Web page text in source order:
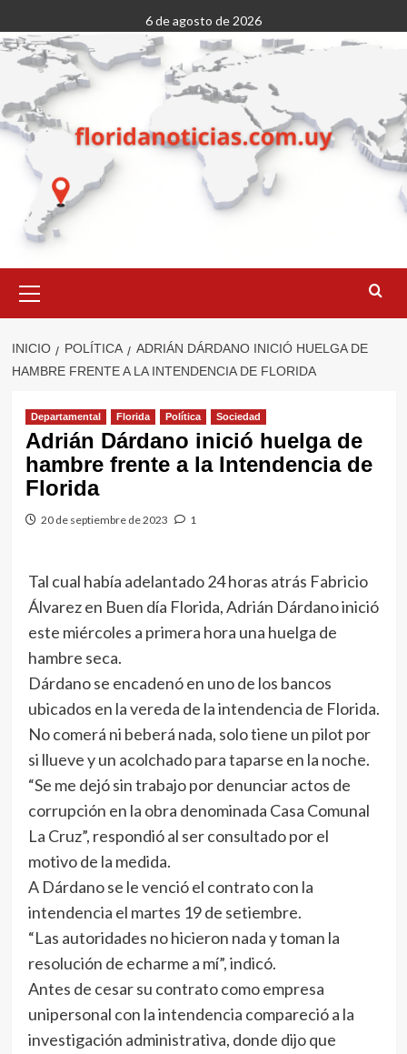
al
contenido
6 de agosto de 2026
primario
INICIO POLÍTICA
ADRIÁN DÁRDANO INICIÓ HUELGA DE
HAMBRE FRENTE A LA INTENDENCIA DE FLORIDA
Departamental Florida Política Sociedad
Adrián Dárdano inició huelga de
hambre frente a la Intendencia de
Florida
20 de septiembre de 2023 1
Tal cual había adelantado 24 horas atrás Fabricio
Álvarez en Buen día Florida, Adrián Dárdano inició
este miércoles a primera hora una huelga de
hambre seca.
Dárdano se encadenó en uno de los bancos
ubicados en la vereda de la intendencia de Florida.
No comerá ni beberá nada, solo tiene un pilot por
si llueve y un acolchado para taparse en la noche.
“Se me dejó sin trabajo por denunciar actos de
corrupción en la obra denominada Casa Comunal
La Cruz”, respondió al ser consultado por el
motivo de la medida.
A Dárdano se le venció el contrato con la
intendencia el martes 19 de setiembre.
“Las autoridades no hicieron nada y toman la
resolución de echarme a mí”, indicó.
Antes de cesar su contrato como empresa
unipersonal con la intendencia compareció a la
investigación administrativa, donde dijo que